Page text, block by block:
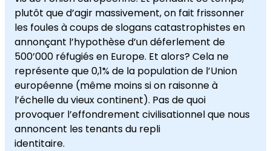
plutôt que d’agir massivement, on fait frissonner
les foules à coups de slogans catastrophistes en
annonçant l’hypothèse d’un déferlement de
500’000 réfugiés en Europe. Et alors? Cela ne
représente que 0,1% de la population de l’Union
européenne (même moins si on raisonne à
l’échelle du vieux continent). Pas de quoi
provoquer l’effondrement civilisationnel que nous
annoncent les tenants du repli
identitaire.